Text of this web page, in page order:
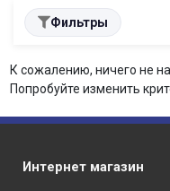
Фильтры
К сожалению, ничего не
Попробуйте изменить
Интернет магазин